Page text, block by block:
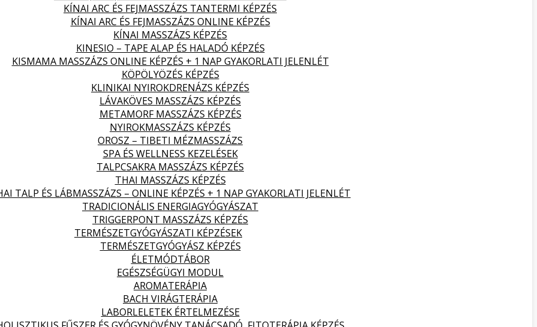
KÍNAI ARC ÉS FEJMASSZÁZS TANTERMI KÉPZÉS
KÍNAI ARC ÉS FEJMASSZÁZS ONLINE KÉPZÉS
KÍNAI MASSZÁZS KÉPZÉS
KINESIO – TAPE ALAP ÉS HALADÓ KÉPZÉS
KISMAMA MASSZÁZS ONLINE KÉPZÉS + 1 NAP GYAKORLATI JELENLÉT
KÖPÖLYÖZÉS KÉPZÉS
KLINIKAI NYIROKDRENÁZS KÉPZÉS
LÁVAKÖVES MASSZÁZS KÉPZÉS
METAMORF MASSZÁZS KÉPZÉS
NYIROKMASSZÁZS KÉPZÉS
OROSZ – TIBETI MÉZMASSZÁZS
SPA ÉS WELLNESS KEZELÉSEK
TALPCSAKRA MASSZÁZS KÉPZÉS
THAI MASSZÁZS KÉPZÉS
TALP ÉS LÁBMASSZÁZS – ONLINE KÉPZÉS + 1 NAP GYAKORLATI JELENLÉT
TRADICIONÁLIS ENERGIAGYÓGYÁSZAT
TRIGGERPONT MASSZÁZS KÉPZÉS
TERMÉSZETGYÓGYÁSZATI KÉPZÉSEK
TERMÉSZETGYÓGYÁSZ KÉPZÉS
ÉLETMÓDTÁBOR
EGÉSZSÉGÜGYI MODUL
AROMATERÁPIA
BACH VIRÁGTERÁPIA
LABORLELETEK ÉRTELMEZÉSE